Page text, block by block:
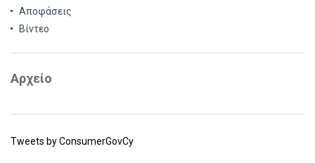
Αποφάσεις
Βίντεο
Αρχείο
Tweets by ConsumerGovCy